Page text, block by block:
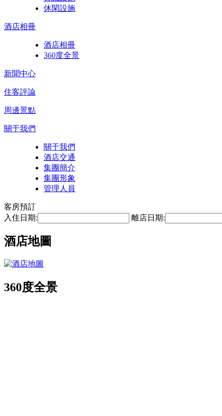
休閑設施
酒店相冊
酒店相冊
360度全景
新聞中心
住客評論
周邊景點
關于我們
關于我們
酒店交通
集團簡介
集團形象
管理人員
客房預訂
入住日期:
離店日期:
酒店地圖
360度全景